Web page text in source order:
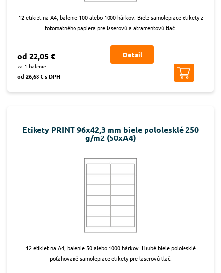
12 etikiet na A4, balenie 100 alebo 1000 hárkov. Biele samolepiace etikety z
fotomatného papiera pre laserovú a atramentovú tlač.
od 22,05 €
za 1 balenie
od 26,68 € s DPH
Detail
Etikety PRINT 96x42,3 mm biele pololesklé 250
g/m2 (50xA4)
12 etikiet na A4, balenie 50 alebo 1000 hárkov. Hrubé biele pololesklé
poťahované samolepiace etikety pre laserovú tlač.